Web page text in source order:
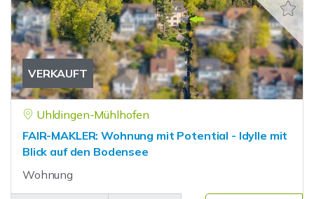
VERKAUFT
Uhldingen-Mühlhofen
FAIR-MAKLER: Wohnung mit Potential - Idylle mit
Blick auf den Bodensee
Wohnung